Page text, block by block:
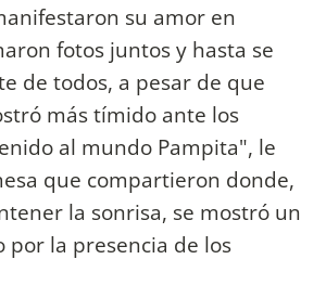
su amor en
fotos juntos y hasta se
de todos, a pesar de que
más tímido ante los
al mundo Pampita", le
que compartieron donde,
la sonrisa, se mostró un
por la presencia de los